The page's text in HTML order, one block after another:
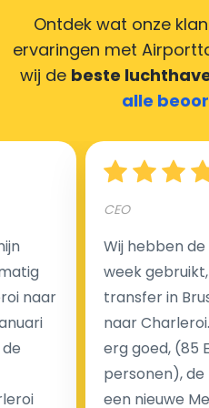
creditcards. Geen
maken door uw feedback
zorgen ervoor dat uw
Hoeveel kost een
Een van de meest
luchthaventaxi's is een vast
tegenstelling tot
brengen wij u geen extra
nachtrit.
We hebben geen
wachttijd als uw vlucht
Ontdek wat onze
ervaringen met
wij de beste
alle
naar
CEO
Wij hebben
week
transfer in
naar
erg goed, (85
personen),
een nieuwe